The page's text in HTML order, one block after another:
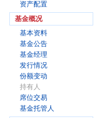
资产配置
基金概况
基本资料
基金公告
基金经理
发行情况
份额变动
持有人
席位交易
基金托管人